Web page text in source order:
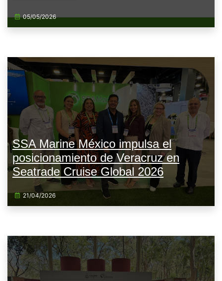
05/05/2026
SSA Marine México impulsa el
posicionamiento de Veracruz en
Seatrade Cruise Global 2026
21/04/2026